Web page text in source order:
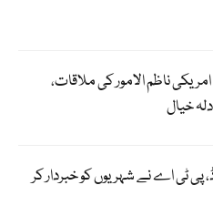
ناظم الامور کی ملاقات،
خیال
پی ٹی اے نے شہریوں کو خبردار کر